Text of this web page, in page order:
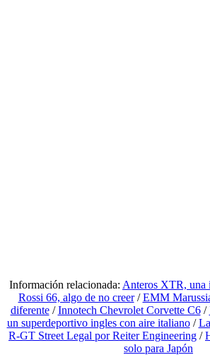
Información relacionada: Anteros XTR, una
Rossi 66, algo de no creer/EMM
diferente/Innotech Chevrolet Corvette C6/
un superdeportivo ingles con aire italiano/
R-GT Street Legal por Reiter Engineering /
solo para Japón